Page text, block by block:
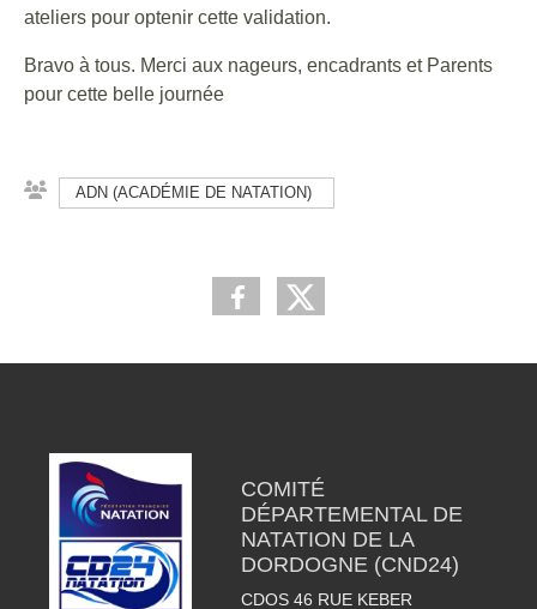
ateliers pour optenir cette validation.
Bravo à tous. Merci aux nageurs, encadrants et Parents
pour cette belle journée
ADN (ACADÉMIE DE NATATION)
COMITÉ
DÉPARTEMENTAL DE
NATATION DE LA
DORDOGNE (CND24)
CDOS 46 RUE KEBER